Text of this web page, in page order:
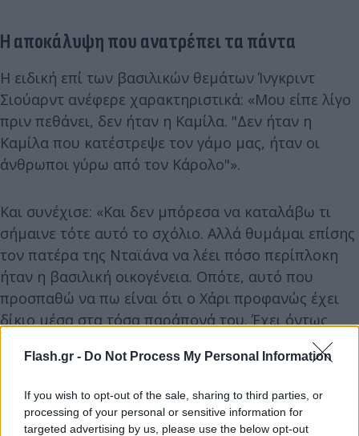
Flash.gr - Do Not Process My Personal Information
If you wish to opt-out of the sale, sharing to third parties, or
processing of your personal or sensitive information for
targeted advertising by us, please use the below opt-out
Η αποκάλυψη που ανατρέπει τα πάντα
Η ειδική επί των βασιλικών θεμάτων Ίνγκριντ
Σιούαρντ ανέφερε χαρακτηριστικά: «Μου είπε λίγο
πριν πεθάνει, δεν ήταν η Καμίλα. "Δεν ήταν η
Καμίλα που κατέστρεψε τον γάμο μας, ήταν οι
άνθρωποι γύρω από τον Κάρολο"».
Και συνέχισε: «Και δεν μπόρεσα να καταλάβω τι
σήμαινε τότε αυτό το σχόλιο. Αλλά θυμάμαι επίσης
τον πατέρα της Νταϊάνα να λέει πόσο περίπλοκη
ήταν η βασιλική οικογένεια. Οπότε, αυτό που
προσπαθώ να πω είναι ότι ο Χάρι προφανώς έχει
δίκιο μέσα στα τόσα παράπονά του. Έχει όντως